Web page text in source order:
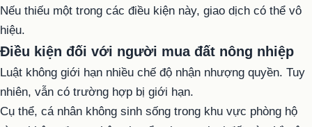
Nếu thiếu một trong các điều kiện này, giao dịch có thể vô
hiệu.
Điều kiện đối với người mua đất nông nhiệp
Luật không giới hạn nhiều chế độ nhận nhượng quyền. Tuy
nhiên, vẫn có trường hợp bị giới hạn.
Cụ thể, cá nhân không sinh sống trong khu vực phòng hộ